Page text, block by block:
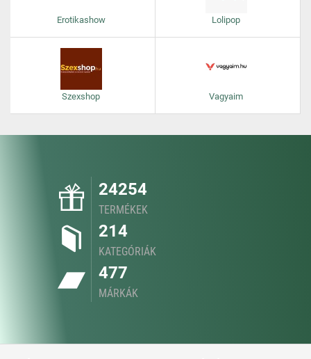
Erotikashow Lolipop
Szexshop Vagyaim
24254
TERMÉKEK
214
KATEGÓRIÁK
477
MÁRKÁK